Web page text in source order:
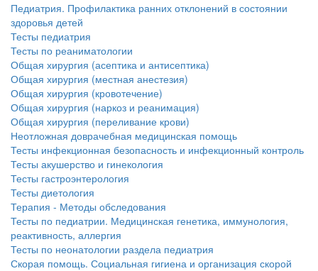
Педиатрия. Профилактика ранних отклонений в состоянии
здоровья детей
Тесты педиатрия
Тесты по реаниматологии
Общая хирургия (асептика и антисептика)
Общая хирургия (местная анестезия)
Общая хирургия (кровотечение)
Общая хирургия (наркоз и реанимация)
Общая хирургия (переливание крови)
Неотложная доврачебная медицинская помощь
Тесты инфекционная безопасность и инфекционный контроль
Тесты акушерство и гинекология
Тесты гастроэнтерология
Тесты диетология
Терапия - Методы обследования
Тесты по педиатрии. Медицинская генетика, иммунология,
реактивность, аллергия
Тесты по неонатологии раздела педиатрия
Скорая помощь. Социальная гигиена и организация скорой